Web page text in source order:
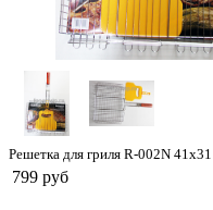
Решетка для гриля R-002N
799 руб